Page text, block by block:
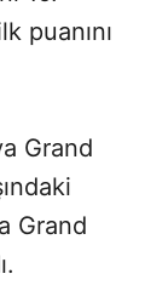
puanını
Grand
Grand